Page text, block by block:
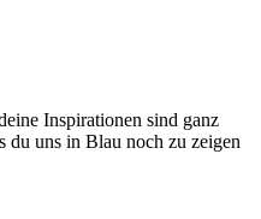
Inspirationen sind ganz
du uns in Blau noch zu zeigen